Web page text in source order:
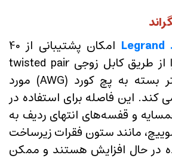
امکان پشتیبانی از 40
گیگابیت بر ثانیه را از طریق کابل زوجی twisted pair
برای 28 تا 32 متر بسته به پچ کورد (AWG) مورد
کند. این فاصله برای استفاده در
و قفسه‌های انتهای ردیف به
مانند ستون فقرات زیرساخت
در حال افزایش هستند و ممکن